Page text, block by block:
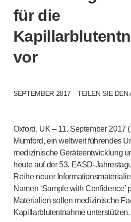
Unistik
Unistik
Unistik ®TinyTouch™
Amielle Care
Amielle Comfort
Rapport ™
Augenbehandlung
AutoDrop®
Neuropathie
Neuropen®
Neuropen®
für die
vor
SEPTEMBER 2017 TEILEN SIE DEN
Oxford, UK – 11. September 2017
Mumford, ein weltweit führendes
medizinische Geräteentwicklung
heute auf der 53. EASD-
Reihe neuer
Namen ‘Sample with Confidence’
Materialien sollen medizinische
Kapillarblutentnahme unterstützen.